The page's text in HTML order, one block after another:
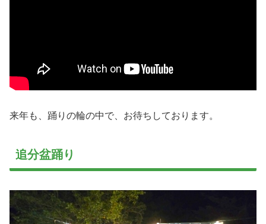
来年も、踊りの輪の中で、お待ちしております。
追分盆踊り